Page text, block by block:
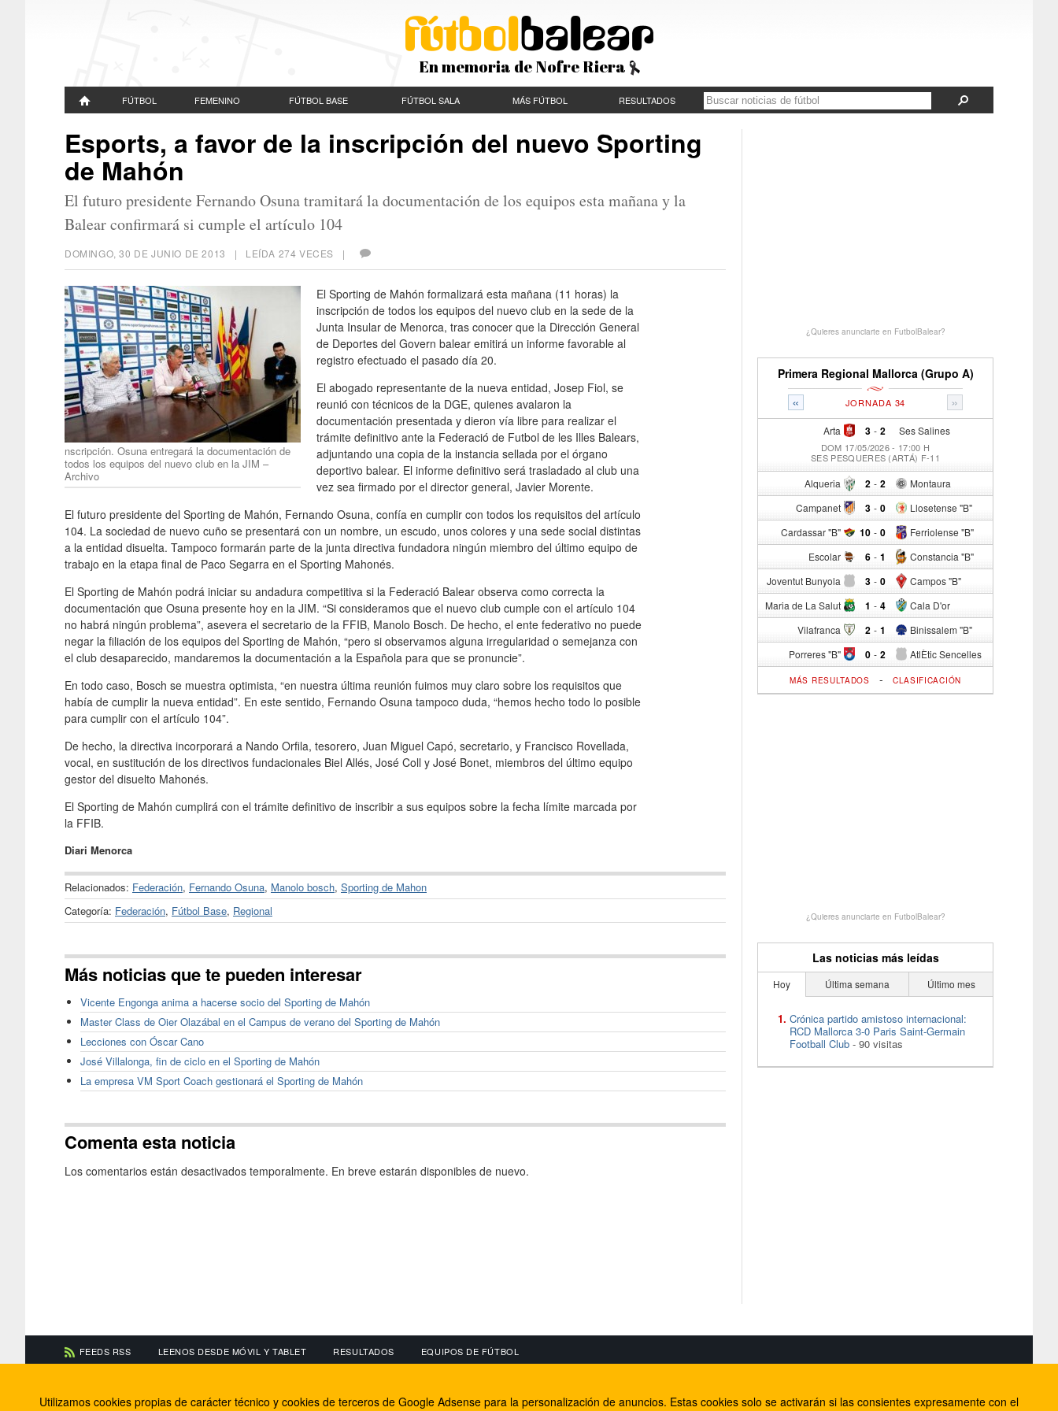
En memoria de Nofre Riera
FÚTBOL FEMENINO FÚTBOL BASE FÚTBOL SALA MÁS FÚTBOL RESULTADOS
Esports, a favor de la inscripción del nuevo Sporting
de Mahón
El futuro presidente Fernando Osuna tramitará la documentación de los equipos esta mañana y la
Balear confirmará si cumple el artículo 104
DOMINGO, 30 DE JUNIO DE 2013 | LEÍDA 274 VECES |
nscripción. Osuna entregará la documentación de
todos los equipos del nuevo club en la JIM –
Archivo
El Sporting de Mahón formalizará esta mañana (11 horas) la
inscripción de todos los equipos del nuevo club en la sede de la
Junta Insular de Menorca, tras conocer que la Dirección General
de Deportes del Govern balear emitirá un informe favorable al
registro efectuado el pasado día 20.
El abogado representante de la nueva entidad, Josep Fiol, se
reunió con técnicos de la DGE, quienes avalaron la
documentación presentada y dieron vía libre para realizar el
trámite definitivo ante la Federació de Futbol de les Illes Balears,
adjuntando una copia de la instancia sellada por el órgano
deportivo balear. El informe definitivo será trasladado al club una
vez sea firmado por el director general, Javier Morente.
El futuro presidente del Sporting de Mahón, Fernando Osuna, confía en cumplir con todos los requisitos del artículo
104. La sociedad de nuevo cuño se presentará con un nombre, un escudo, unos colores y una sede social distintas
a la entidad disuelta. Tampoco formarán parte de la junta directiva fundadora ningún miembro del último equipo de
trabajo en la etapa final de Paco Segarra en el Sporting Mahonés.
El Sporting de Mahón podrá iniciar su andadura competitiva si la Federació Balear observa como correcta la
documentación que Osuna presente hoy en la JIM. “Si consideramos que el nuevo club cumple con el artículo 104
no habrá ningún problema”, asevera el secretario de la FFIB, Manolo Bosch. De hecho, el ente federativo no puede
negar la filiación de los equipos del Sporting de Mahón, “pero si observamos alguna irregularidad o semejanza con
el club desaparecido, mandaremos la documentación a la Española para que se pronuncie”.
En todo caso, Bosch se muestra optimista, “en nuestra última reunión fuimos muy claro sobre los requisitos que
había de cumplir la nueva entidad”. En este sentido, Fernando Osuna tampoco duda, “hemos hecho todo lo posible
para cumplir con el artículo 104”.
De hecho, la directiva incorporará a Nando Orfila, tesorero, Juan Miguel Capó, secretario, y Francisco Rovellada,
vocal, en sustitución de los directivos fundacionales Biel Allés, José Coll y José Bonet, miembros del último equipo
gestor del disuelto Mahonés.
El Sporting de Mahón cumplirá con el trámite definitivo de inscribir a sus equipos sobre la fecha límite marcada por
la FFIB.
Diari Menorca
Relacionados: Federación, Fernando Osuna, Manolo bosch, Sporting de Mahon
Categoría: Federación, Fútbol Base, Regional
Más noticias que te pueden interesar
Vicente Engonga anima a hacerse socio del Sporting de Mahón
Master Class de Oier Olazábal en el Campus de verano del Sporting de Mahón
Lecciones con Óscar Cano
José Villalonga, fin de ciclo en el Sporting de Mahón
La empresa VM Sport Coach gestionará el Sporting de Mahón
Comenta esta noticia
Los comentarios están desactivados temporalmente. En breve estarán disponibles de nuevo.
¿Quieres anunciarte en FutbolBalear?
Primera Regional Mallorca (Grupo A)
« »
JORNADA 34
Arta 3 - Ses Salines
2
DOM 17/05/2026 - 17:00 H
SES PESQUERES (ARTÁ) F-11
Alqueria 2 - Montaura
2
Campanet 3 - Llosetense "B"
0
Cardassar "B" 10 - Ferriolense "B"
0
Escolar 6 - Constancia "B"
1
Joventut Bunyola 3 - Campos "B"
0
Maria de La Salut 1 - Cala D'or
4
Vilafranca 2 - Binissalem "B"
1
Porreres "B" 0 - AtlÈtic Sencelles
2
MÁS RESULTADOS - CLASIFICACIÓN
¿Quieres anunciarte en FutbolBalear?
Las noticias más leídas
Hoy Última semana Último mes
Crónica partido amistoso internacional:
RCD Mallorca 3-0 Paris Saint-Germain
Football Club - 90 visitas
FEEDS RSS LEENOS DESDE MÓVIL Y TABLET RESULTADOS EQUIPOS DE FÚTBOL
Información de contacto
El equipo de FútbolBalear
Facebook
Internet Rural Mallorca
Utilizamos cookies propias de carácter técnico y cookies de terceros de Google Adsense para la personalización de anuncios. Estas cookies solo se activarán si las consientes expresamente con el